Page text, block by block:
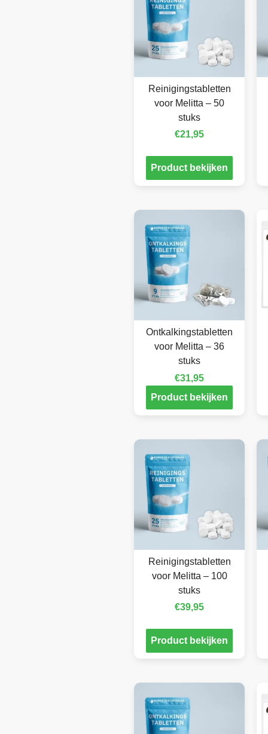
Reinigingstabletten
voor Melitta – 50
stuks
€21,95
Product bekijken
Ontkalkingstabletten
voor Melitta – 36
stuks
€31,95
Product bekijken
Reinigingstabletten
voor Melitta – 100
stuks
€39,95
Product bekijken